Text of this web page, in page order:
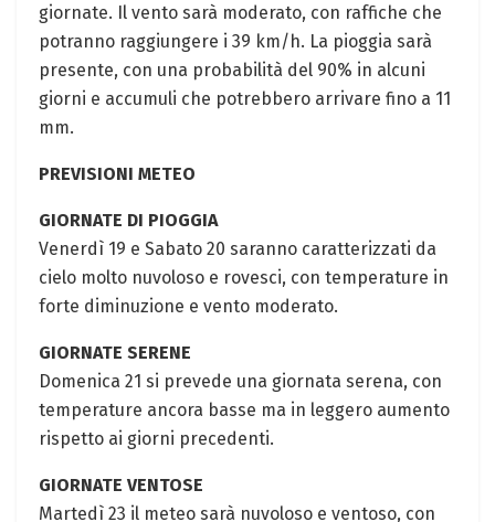
giornate. Il vento sarà moderato, con raffiche che
potranno raggiungere i 39 km/h. La pioggia sarà
presente, con una probabilità del 90% in alcuni
giorni e accumuli che potrebbero arrivare fino a 11
mm.
PREVISIONI METEO
GIORNATE DI PIOGGIA
Venerdì 19 e Sabato 20 saranno caratterizzati da
cielo molto nuvoloso e rovesci, con temperature in
forte diminuzione e vento moderato.
GIORNATE SERENE
Domenica 21 si prevede una giornata serena, con
temperature ancora basse ma in leggero aumento
rispetto ai giorni precedenti.
GIORNATE VENTOSE
Martedì 23 il meteo sarà nuvoloso e ventoso, con